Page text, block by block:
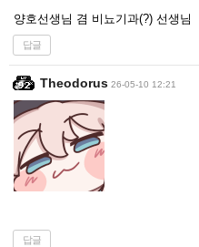
양호선생님 겸 비뇨기과(?) 선생님
답글
Theodorus 26-05-10 12:21
답글